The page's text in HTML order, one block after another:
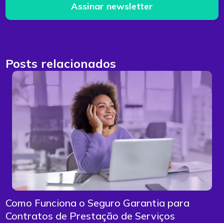
Assinar newsletter
Posts relacionados
Como Funciona o Seguro Garantia para
Contratos de Prestação de Serviços